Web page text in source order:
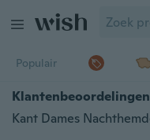
Populair
Klantenbeoordelingen